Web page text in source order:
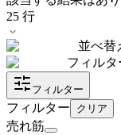
25 行
並べ替
フィルタ
フィルター
フィルター クリア
売れ筋